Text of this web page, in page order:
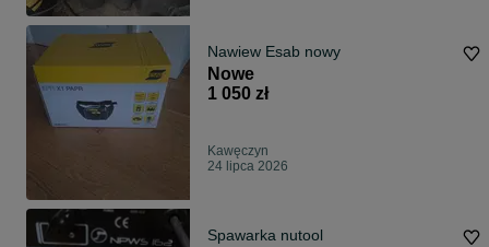
Nawiew Esab nowy
Nowe
1 050 zł
Kawęczyn
24 lipca 2026
Spawarka nutool